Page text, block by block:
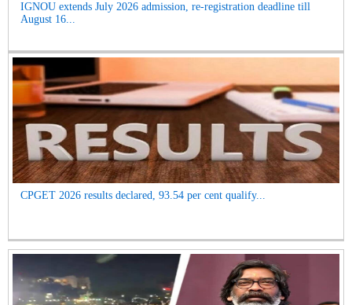
IGNOU extends July 2026 admission, re-registration deadline till
August 16...
CPGET 2026 results declared, 93.54 per cent qualify...